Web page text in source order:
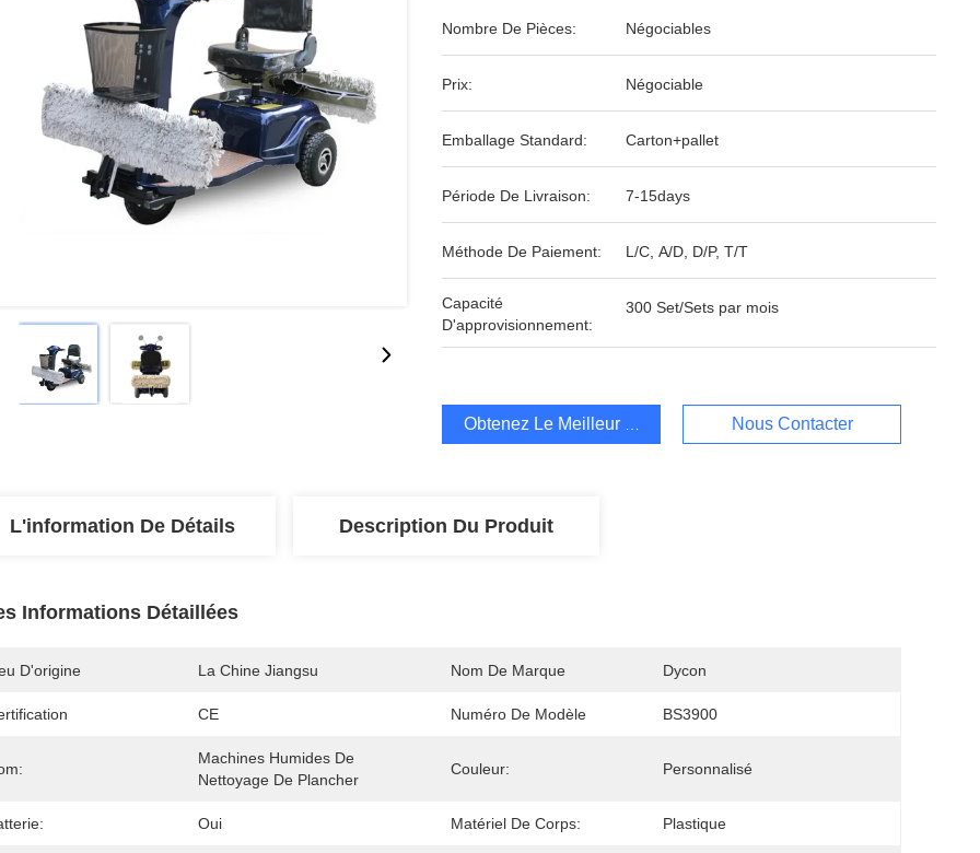
Nombre De Pièces: Négociables
Prix: Négociable
Emballage Standard: Carton+pallet
Période De Livraison: 7-15days
Méthode De Paiement: L/C, A/D, D/P, T/T
Capacité
D'approvisionnement:
300 Set/Sets par mois
Obtenez Le Meilleur Prix Nous Contacter
L'information De Détails Description Du Produit
Informations Détaillées
D'origine La Chine Jiangsu Nom De Marque Dycon
CE Numéro De Modèle BS3900
Machines Humides De
Nettoyage De Plancher
Couleur: Personnalisé
Oui Matériel De Corps: Plastique